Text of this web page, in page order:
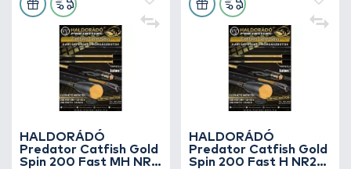
HALDORÁDÓ
Predator Catfish Gold
Spin 200 Fast MH NR2
HALDORÁDÓ
Predator Catfish Gold
Spin 200 Fast H NR2